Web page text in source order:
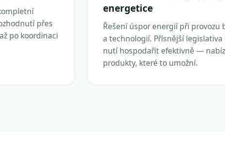
přes
po koordinaci
energetice
Řešení úspor energií při provozu
a technologií. Přísnější legislativa
nutí hospodařit efektivně —
produkty, které to umožní.